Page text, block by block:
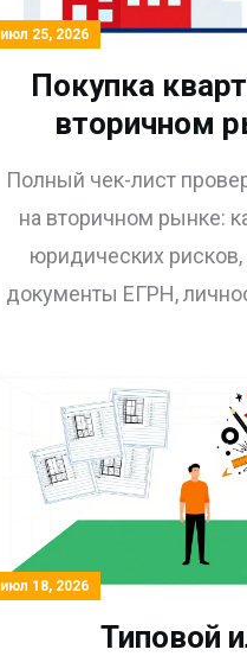
июл 25, 2026
Покупка
вторичном
проверки
году
Полный чек-лист
на вторичном рынке:
юридических рисков,
документы ЕГРН,
июл 18, 2026
Типовой